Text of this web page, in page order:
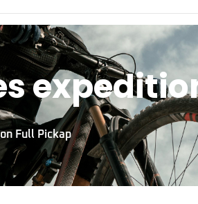
Full Pickap